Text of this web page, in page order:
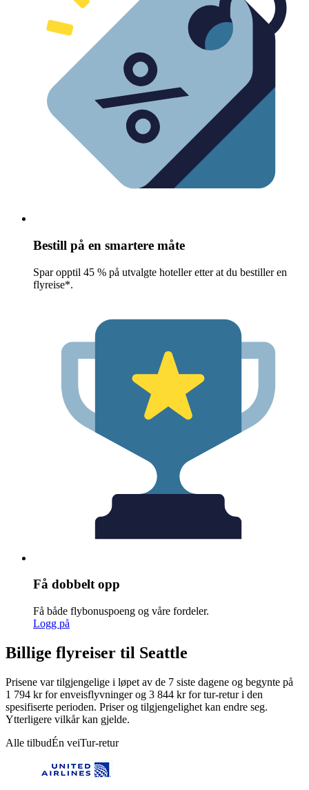
Bestill på en smartere måte
Spar opptil 45 % på utvalgte hoteller etter at du bestiller en
flyreise*.
Få dobbelt opp
Få både flybonuspoeng og våre fordeler.
Logg på
Billige flyreiser til Seattle
Prisene var tilgjengelige i løpet av de 7 siste dagene og begynte på
1 794 kr for enveisflyvninger og 3 844 kr for tur-retur i den
spesifiserte perioden. Priser og tilgjengelighet kan endre seg.
Ytterligere vilkår kan gjelde.
Alle tilbudÉn veiTur-retur